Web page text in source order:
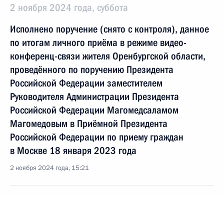
2 ноября 2024 года, суббота
Исполнено поручение (снято с контроля), данное
по итогам личного приёма в режиме видео-
конференц-связи жителя Оренбургской области,
проведённого по поручению Президента
Российской Федерации заместителем
Руководителя Администрации Президента
Российской Федерации Магомедсаламом
Магомедовым в Приёмной Президента
Российской Федерации по приему граждан
в Москве 18 января 2023 года
2 ноября 2024 года, 15:21